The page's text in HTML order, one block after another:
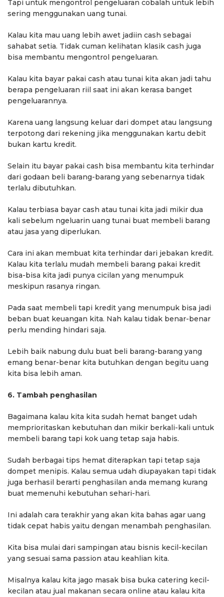
Tapi untuk mengontrol pengeluaran cobalah untuk lebih
sering menggunakan uang tunai.
Kalau kita mau uang lebih awet jadiin cash sebagai
sahabat setia. Tidak cuman kelihatan klasik cash juga
bisa membantu mengontrol pengeluaran.
Kalau kita bayar pakai cash atau tunai kita akan jadi tahu
berapa pengeluaran riil saat ini akan kerasa banget
pengeluarannya.
Karena uang langsung keluar dari dompet atau langsung
terpotong dari rekening jika menggunakan kartu debit
bukan kartu kredit.
Selain itu bayar pakai cash bisa membantu kita terhindar
dari godaan beli barang-barang yang sebenarnya tidak
terlalu dibutuhkan.
Kalau terbiasa bayar cash atau tunai kita jadi mikir dua
kali sebelum ngeluarin uang tunai buat membeli barang
atau jasa yang diperlukan.
Cara ini akan membuat kita terhindar dari jebakan kredit.
Kalau kita terlalu mudah membeli barang pakai kredit
bisa-bisa kita jadi punya cicilan yang menumpuk
meskipun rasanya ringan.
Pada saat membeli tapi kredit yang menumpuk bisa jadi
beban buat keuangan kita. Nah kalau tidak benar-benar
perlu mending hindari saja.
Lebih baik nabung dulu buat beli barang-barang yang
emang benar-benar kita butuhkan dengan begitu uang
kita bisa lebih aman.
6. Tambah penghasilan
Bagaimana kalau kita kita sudah hemat banget udah
memprioritaskan kebutuhan dan mikir berkali-kali untuk
membeli barang tapi kok uang tetap saja habis.
Sudah berbagai tips hemat diterapkan tapi tetap saja
dompet menipis. Kalau semua udah diupayakan tapi tidak
juga berhasil berarti penghasilan anda memang kurang
buat memenuhi kebutuhan sehari-hari.
Ini adalah cara terakhir yang akan kita bahas agar uang
tidak cepat habis yaitu dengan menambah penghasilan.
Kita bisa mulai dari sampingan atau bisnis kecil-kecilan
yang sesuai sama passion atau keahlian kita.
Misalnya kalau kita jago masak bisa buka catering kecil-
kecilan atau jual makanan secara online atau kalau kita